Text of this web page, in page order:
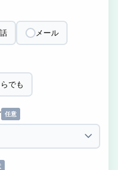
メール
でも
任意